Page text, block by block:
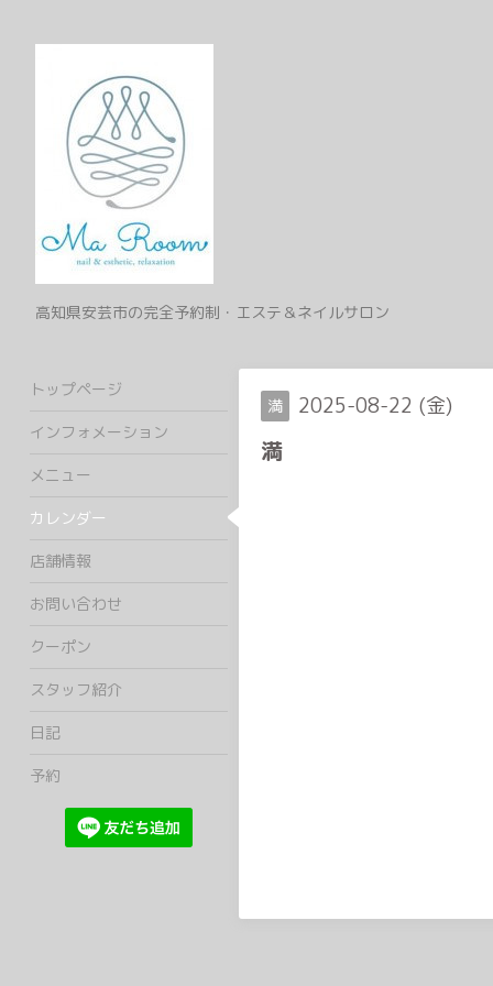
高知県安芸市の完全予約制・エステ＆ネイルサロン
満 2025-08-22 (金)
満
トップページ
インフォメーション
メニュー
カレンダー
店舗情報
お問い合わせ
クーポン
スタッフ紹介
日記
予約